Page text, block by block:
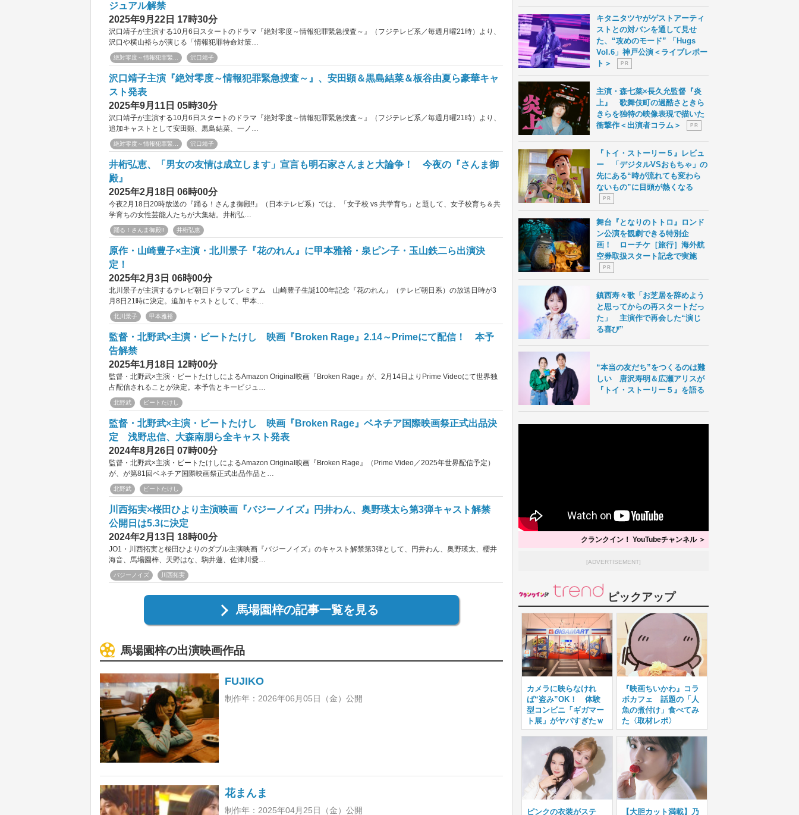
ジュアル解禁
2025年9月22日 17時30分
沢口靖子が主演する10月6日スタートのドラマ『絶対零度～情報犯罪緊急捜査～』（フジテレビ系／毎週月曜21時）より、
沢口や横山裕らが演じる「情報犯罪特命対策…
絶対零度～情報犯罪緊... 沢口靖子
沢口靖子主演『絶対零度～情報犯罪緊急捜査～』、安田顕＆黒島結菜＆板谷由夏ら豪華キャ
スト発表
2025年9月11日 05時30分
沢口靖子が主演する10月6日スタートのドラマ『絶対零度～情報犯罪緊急捜査～』（フジテレビ系／毎週月曜21時）より、
追加キャストとして安田顕、黒島結菜、一ノ…
絶対零度～情報犯罪緊... 沢口靖子
井桁弘恵、「男女の友情は成立します」宣言も明石家さんまと大論争！ 今夜の『さんま御
殿』
2025年2月18日 06時00分
今夜2月18日20時放送の『踊る！さんま御殿!!』（日本テレビ系）では、「女子校 vs 共学育ち」と題して、女子校育ち＆共
学育ちの女性芸能人たちが大集結。井桁弘…
踊る！さんま御殿!! 井桁弘恵
原作・山崎豊子×主演・北川景子『花のれん』に甲本雅裕・泉ピン子・玉山鉄二ら出演決
定！
2025年2月3日 06時00分
北川景子が主演するテレビ朝日ドラマプレミアム 山崎豊子生誕100年記念『花のれん』（テレビ朝日系）の放送日時が3
月8日21時に決定。追加キャストとして、甲本…
北川景子 甲本雅裕
監督・北野武×主演・ビートたけし 映画『Broken Rage』2.14～Primeにて配信！ 本予
告解禁
2025年1月18日 12時00分
監督・北野武×主演・ビートたけしによるAmazon Original映画『Broken Rage』が、2月14日よりPrime Videoにて世界独
占配信されることが決定。本予告とキービジュ…
北野武 ビートたけし
監督・北野武×主演・ビートたけし 映画『Broken Rage』ベネチア国際映画祭正式出品決
定 浅野忠信、大森南朋ら全キャスト発表
2024年8月26日 07時00分
監督・北野武×主演・ビートたけしによるAmazon Original映画『Broken Rage』（Prime Video／2025年世界配信予定）
が、が第81回ベネチア国際映画祭正式出品作品と…
北野武 ビートたけし
川西拓実×桜田ひより主演映画『バジーノイズ』円井わん、奥野瑛太ら第3弾キャスト解禁
公開日は5.3に決定
2024年2月13日 18時00分
JO1・川西拓実と桜田ひよりのダブル主演映画『バジーノイズ』のキャスト解禁第3弾として、円井わん、奥野瑛太、櫻井
海音、馬場園梓、天野はな、駒井蓮、佐津川愛…
バジーノイズ 川西拓実
馬場園梓の記事一覧を見る
馬場園梓の出演映画作品
FUJIKO
制作年：2026年06月05日（金）公開
花まんま
制作年：2025年04月25日（金）公開
キタニタツヤがゲストアーティ
ストとの対バンを通して見せ
た、“攻めのモード” 「Hugs
Vol.6」神戸公演＜ライブレポー
ト＞
P R
主演・森七菜×長久允監督『炎
上』 歌舞伎町の過酷さときら
きらを独特の映像表現で描いた
衝撃作＜出演者コラム＞
P R
『トイ・ストーリー５』レビュ
ー 「デジタルVSおもちゃ」の
先にある“時が流れても変わら
ないもの”に目頭が熱くなる
P R
舞台『となりのトトロ』ロンド
ン公演を観劇できる特別企
画！ ローチケ［旅行］海外航
空券取扱スタート記念で実施
P R
鎮西寿々歌「お芝居を辞めよう
と思ってからの再スタートだっ
た」 主演作で再会した“演じ
る喜び”
“本当の友だち”をつくるのは難
しい 唐沢寿明＆広瀬アリスが
『トイ・ストーリー５』を語る
クランクイン！ YouTubeチャンネル ＞
[ADVERTISEMENT]
ピックアップ
カメラに映らなけれ
ば“盗み”OK！ 体験
型コンビニ「ギガマー
ト展」がヤバすぎたｗ
『映画ちいかわ』コラ
ボカフェ 話題の「人
魚の煮付け」食べてみ
た〈取材レポ〉
ピンクの衣装がステ 【大胆カット満載】乃